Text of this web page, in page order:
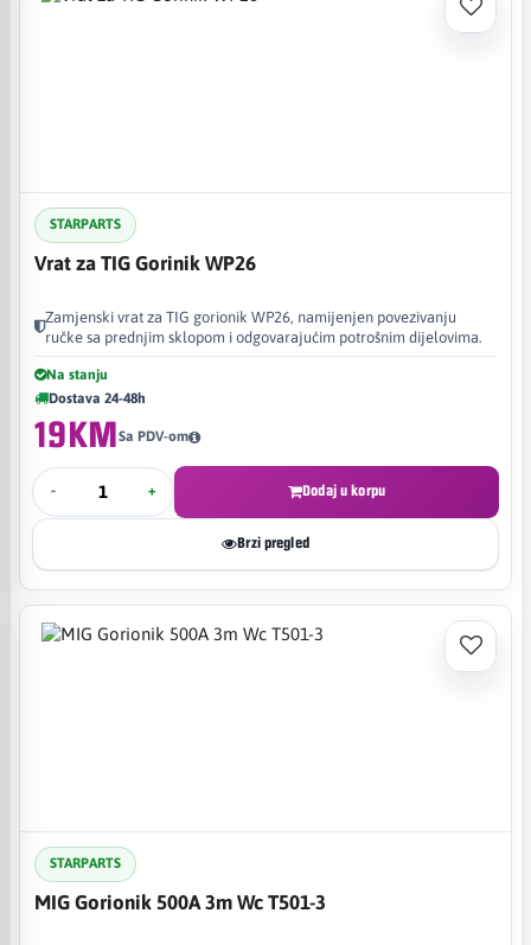
STARPARTS
Vrat za TIG Gorinik WP26
Zamjenski vrat za TIG gorionik WP26, namijenjen povezivanju
ručke sa prednjim sklopom i odgovarajućim potrošnim dijelovima.
Na stanju
Dostava 24-48h
19KMSa PDV-om
- + Dodaj u korpu
Brzi pregled
STARPARTS
MIG Gorionik 500A 3m Wc T501-3